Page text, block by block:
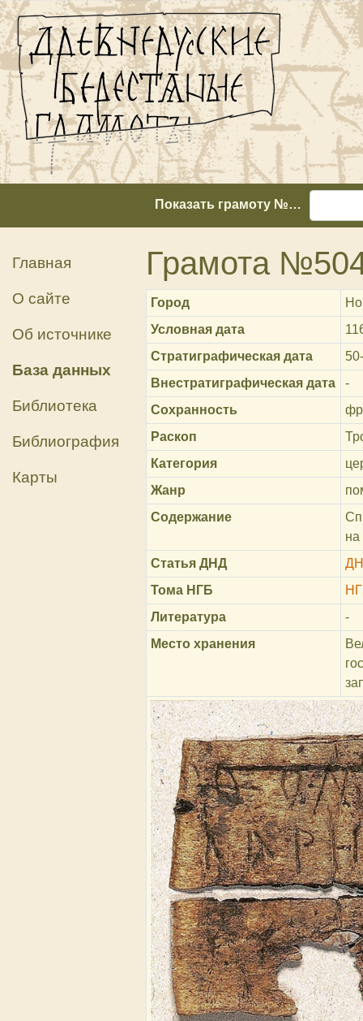
Показать грамоту №…
Главная
О сайте
Об источнике
База данных
Библиотека
Библиография
Карты
Грамота
Город
Условная дата
Стратиграфическая дата
Внестратиграфическая дата
-
Сохранность
Раскоп
Категория
Жанр
Содержание
на
Статья ДНД
Тома НГБ
Литература
-
Место хранения